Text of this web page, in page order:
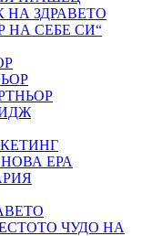
НА ЗДРАВЕТО
НА СЕБЕ СИ“
ЕРА
ЧУДО НА